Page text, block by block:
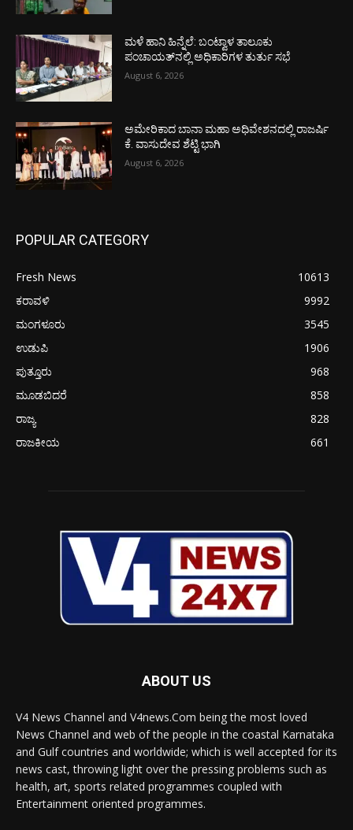
ಮಳೆ ಹಾನಿ ಹಿನ್ನೆಲೆ: ಬಂಟ್ವಾಳ ತಾಲೂಕು
ಪಂಚಾಯತ್‌ನಲ್ಲಿ ಅಧಿಕಾರಿಗಳ ತುರ್ತು ಸಭೆ
August 6, 2026
ಅಮೇರಿಕಾದ ಬಾನಾ ಮಹಾ ಅಧಿವೇಶನದಲ್ಲಿ ರಾಜರ್ಷಿ
ಕೆ. ವಾಸುದೇವ ಶೆಟ್ಟಿ ಭಾಗಿ
August 6, 2026
POPULAR CATEGORY
Fresh News
10613
ಕರಾವಳಿ
9992
ಮಂಗಳೂರು
3545
ಉಡುಪಿ
1906
ಪುತ್ತೂರು
968
ಮೂಡಬಿದರೆ
858
ರಾಜ್ಯ
828
ರಾಜಕೀಯ
661
ABOUT US
V4 News Channel and V4news.Com being the most loved
News Channel and web of the people in the coastal Karnataka
and Gulf countries and worldwide; which is well accepted for its
news cast, throwing light over the pressing problems such as
health, art, sports related programmes coupled with
Entertainment oriented programmes.